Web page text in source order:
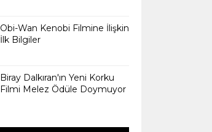
Obi-Wan Kenobi Filmine İlişkin
İlk Bilgiler
Biray Dalkıran'ın Yeni Korku
Filmi Melez Ödüle Doymuyor